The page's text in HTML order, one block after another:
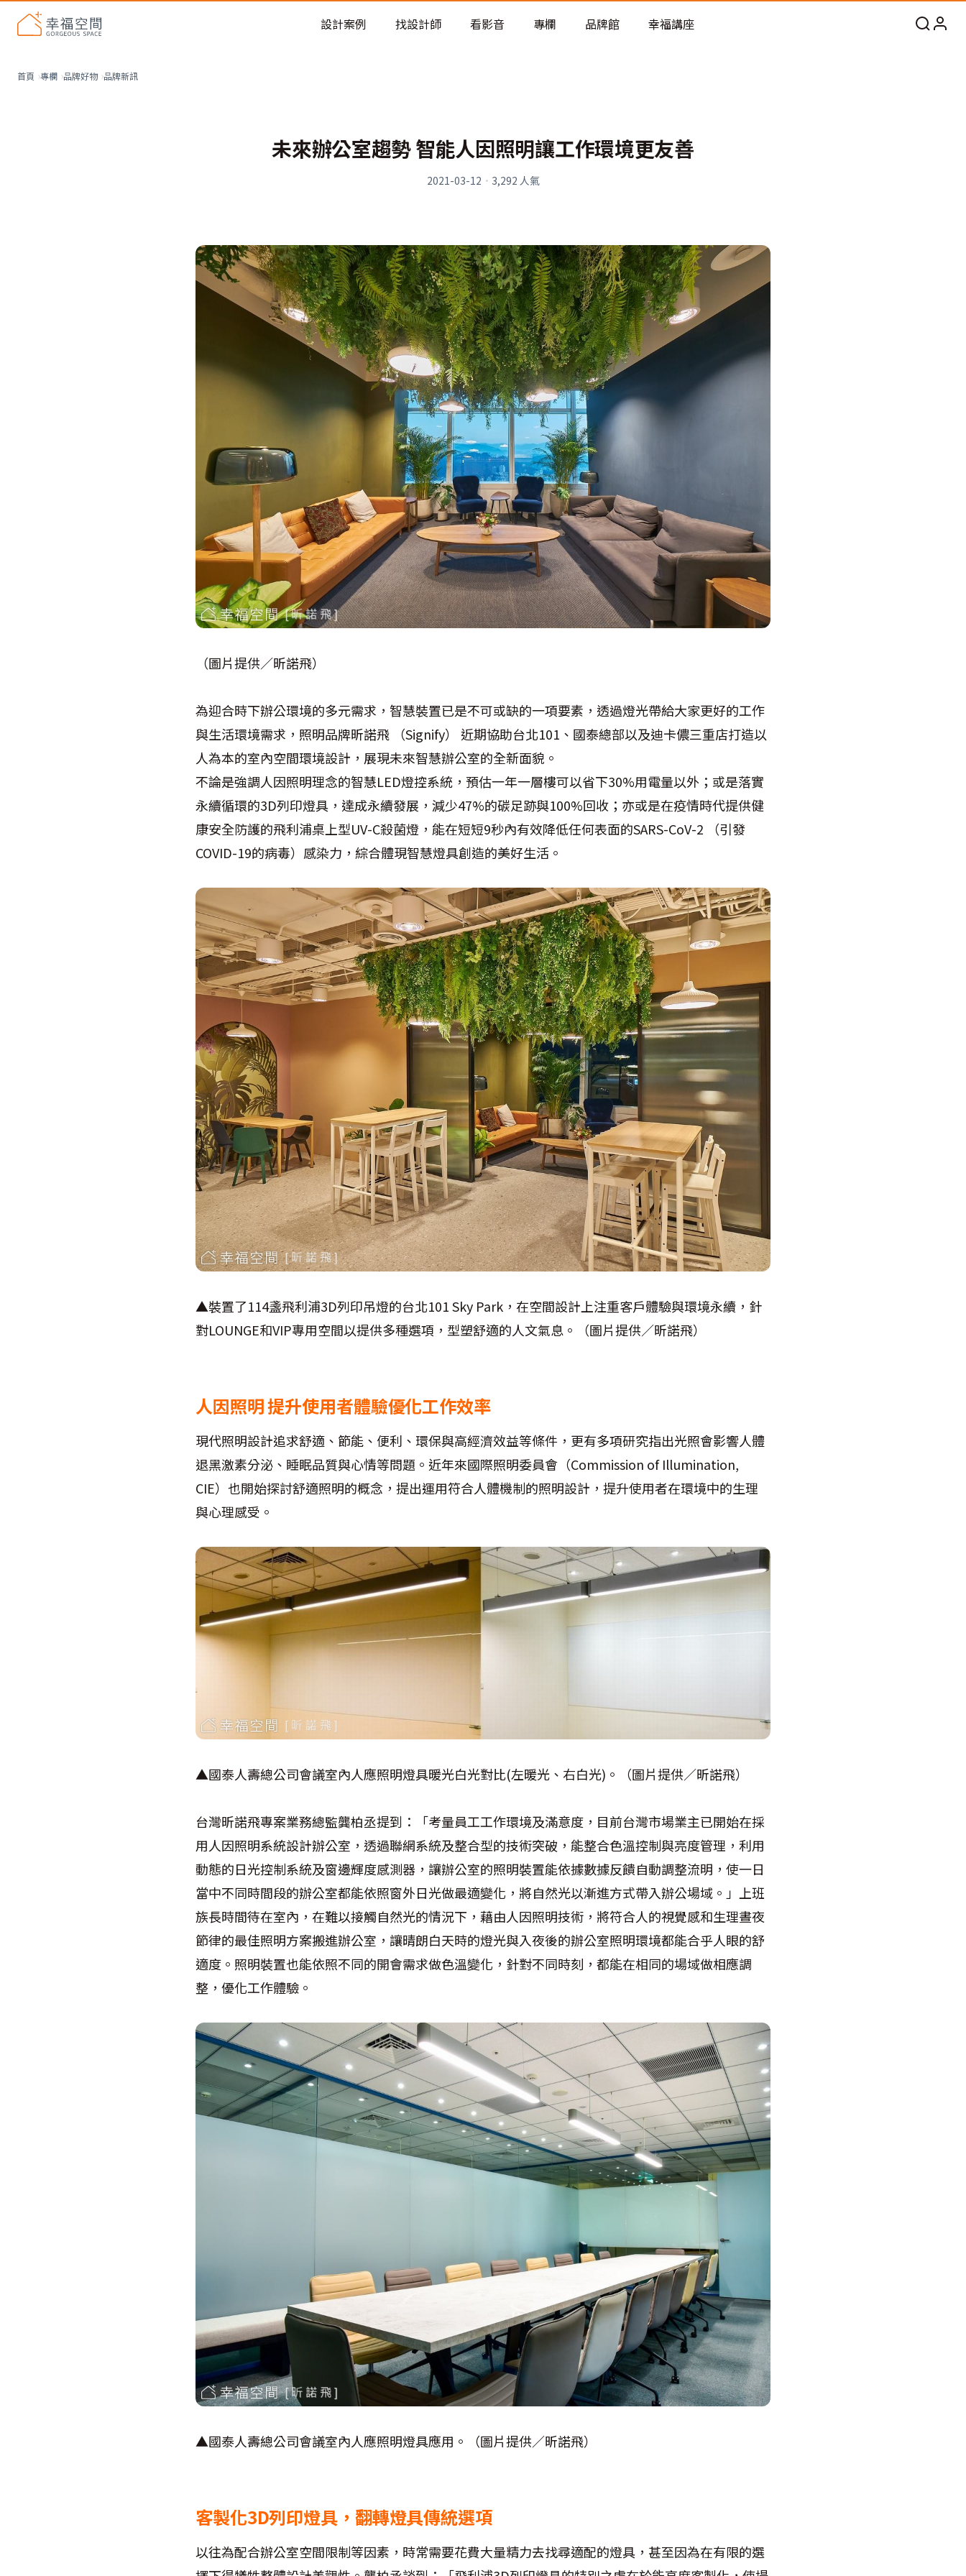
老屋預算分配與高 CP 值煥新術
設計案例 找設計師 看影音 專欄 品牌館 幸福講座
首頁 專欄 品牌好物 品牌新訊
未來辦公室趨勢 智能人因照明讓工作環境更友善
2021-03-12 · 3,292 人氣
（圖片提供／昕諾飛）
為迎合時下辦公環境的多元需求，智慧裝置已是不可或缺的一項要素，透過燈光帶給大家更好的工作
與生活環境需求，照明品牌昕諾飛 （Signify） 近期協助台北101、國泰總部以及迪卡儂三重店打造以
人為本的室內空間環境設計，展現未來智慧辦公室的全新面貌。
不論是強調人因照明理念的智慧LED燈控系統，預估一年一層樓可以省下30%用電量以外；或是落實
永續循環的3D列印燈具，達成永續發展，減少47%的碳足跡與100%回收；亦或是在疫情時代提供健
康安全防護的飛利浦桌上型UV-C殺菌燈，能在短短9秒內有效降低任何表面的SARS-CoV-2 （引發
COVID-19的病毒）感染力，綜合體現智慧燈具創造的美好生活。
▲裝置了114盞飛利浦3D列印吊燈的台北101 Sky Park，在空間設計上注重客戶體驗與環境永續，針
對LOUNGE和VIP專用空間以提供多種選項，型塑舒適的人文氣息。（圖片提供／昕諾飛）
人因照明 提升使用者體驗優化工作效率
現代照明設計追求舒適、節能、便利、環保與高經濟效益等條件，更有多項研究指出光照會影響人體
退黑激素分泌、睡眠品質與心情等問題。近年來國際照明委員會（Commission of Illumination,
CIE）也開始探討舒適照明的概念，提出運用符合人體機制的照明設計，提升使用者在環境中的生理
與心理感受。
▲國泰人壽總公司會議室內人應照明燈具暖光白光對比(左暖光、右白光)。（圖片提供／昕諾飛）
台灣昕諾飛專案業務總監龔柏丞提到：「考量員工工作環境及滿意度，目前台灣市場業主已開始在採
用人因照明系統設計辦公室，透過聯網系統及整合型的技術突破，能整合色溫控制與亮度管理，利用
動態的日光控制系統及窗邊輝度感測器，讓辦公室的照明裝置能依據數據反饋自動調整流明，使一日
當中不同時間段的辦公室都能依照窗外日光做最適變化，將自然光以漸進方式帶入辦公場域。」上班
族長時間待在室內，在難以接觸自然光的情況下，藉由人因照明技術，將符合人的視覺感和生理晝夜
節律的最佳照明方案搬進辦公室，讓晴朗白天時的燈光與入夜後的辦公室照明環境都能合乎人眼的舒
適度。照明裝置也能依照不同的開會需求做色溫變化，針對不同時刻，都能在相同的場域做相應調
整，優化工作體驗。
▲國泰人壽總公司會議室內人應照明燈具應用。（圖片提供／昕諾飛）
客製化3D列印燈具，翻轉燈具傳統選項
以往為配合辦公室空間限制等因素，時常需要花費大量精力去找尋適配的燈具，甚至因為在有限的選